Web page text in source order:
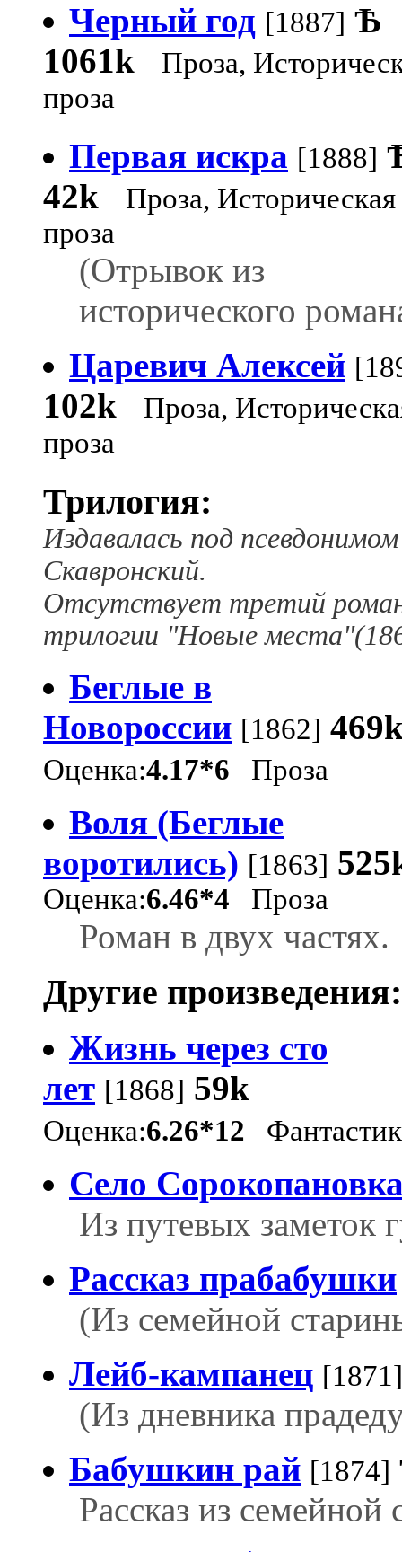
Черный год [1887] Ѣ
1061k
Проза,
проза
Первая искра [1888]
42k
Проза, Историческая
проза
(Отрывок из
исторического
Царевич Алексей
102k Проза,
проза
Трилогия:
Издавалась под
Скавронский.
Отсутствует третий
трилогии "Новые
Беглые в
Новороссии [1862]
Оценка:4.17*6 Проза
Воля (Беглые
воротились) [1863]
Оценка:6.46*4 Проза
Роман в двух частях.
Другие произведения:
Жизнь через сто
лет [1868] 59k
Оценка:6.26*12
Село
Из путевых заметок
Рассказ прабабушки
(Из семейной
Лейб-кампанец [1871]
(Из дневника
Бабушкин рай [1874]
Рассказ из семейной